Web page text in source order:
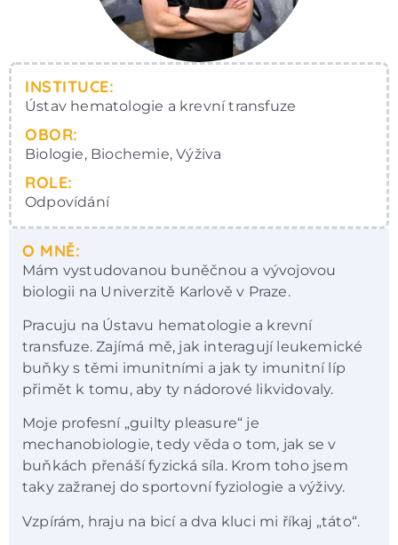
INSTITUCE:
Ústav hematologie a krevní transfuze
OBOR:
Biologie, Biochemie, Výživa
ROLE:
Odpovídání
O MNĚ:
Mám vystudovanou buněčnou a vývojovou
biologii na Univerzitě Karlově v Praze.
Pracuju na Ústavu hematologie a krevní
transfuze. Zajímá mě, jak interagují leukemické
buňky s těmi imunitními a jak ty imunitní líp
přimět k tomu, aby ty nádorové likvidovaly.
Moje profesní „guilty pleasure“ je
mechanobiologie, tedy věda o tom, jak se v
buňkách přenáší fyzická síla. Krom toho jsem
taky zažranej do sportovní fyziologie a výživy.
Vzpírám, hraju na bicí a dva kluci mi říkaj „táto“.